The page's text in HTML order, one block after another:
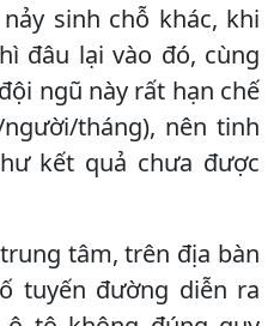
sinh chỗ khác, khi
đâu lại vào đó, cùng
ngũ này rất hạn chế
tháng), nên tinh
kết quả chưa được
tâm, trên địa bàn
tuyến đường diễn ra